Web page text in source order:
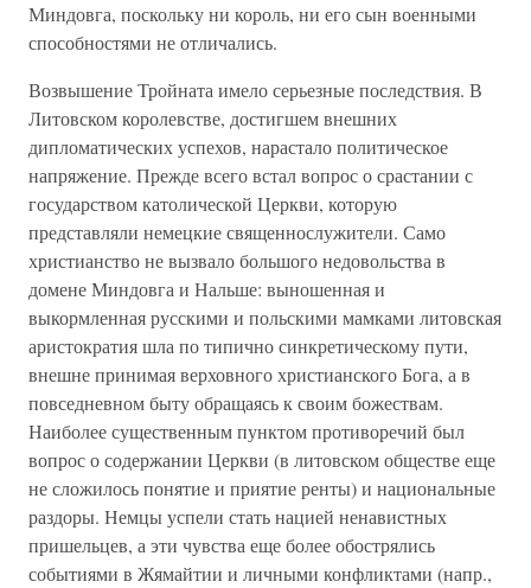
Миндовга, поскольку ни король, ни его сын военными
способностями не отличались.
Возвышение Тройната имело серьезные последствия. В
Литовском королевстве, достигшем внешних
дипломатических успехов, нарастало политическое
напряжение. Прежде всего встал вопрос о срастании с
государством католической Церкви, которую
представляли немецкие священнослужители. Само
христианство не вызвало большого недовольства в
домене Миндовга и Нальше: выношенная и
выкормленная русскими и польскими мамками литовская
аристократия шла по типично синкретическому пути,
внешне принимая верховного христианского Бога, а в
повседневном быту обращаясь к своим божествам.
Наиболее существенным пунктом противоречий был
вопрос о содержании Церкви (в литовском обществе еще
не сложилось понятие и приятие ренты) и национальные
раздоры. Немцы успели стать нацией ненавистных
пришельцев, а эти чувства еще более обострялись
событиями в Жямайтии и личными конфликтами (напр.,